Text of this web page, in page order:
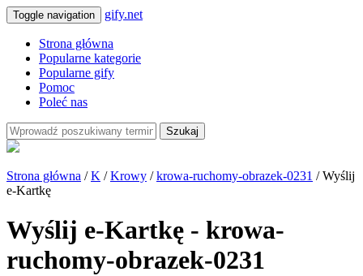
Toggle navigation gify.net
Strona główna
Popularne kategorie
Popularne gify
Pomoc
Poleć nas
Szukaj
Strona główna /K /Krowy /krowa-ruchomy-obrazek-0231 / Wyślij
e-Kartkę
Wyślij e-Kartkę - krowa-
ruchomy-obrazek-0231